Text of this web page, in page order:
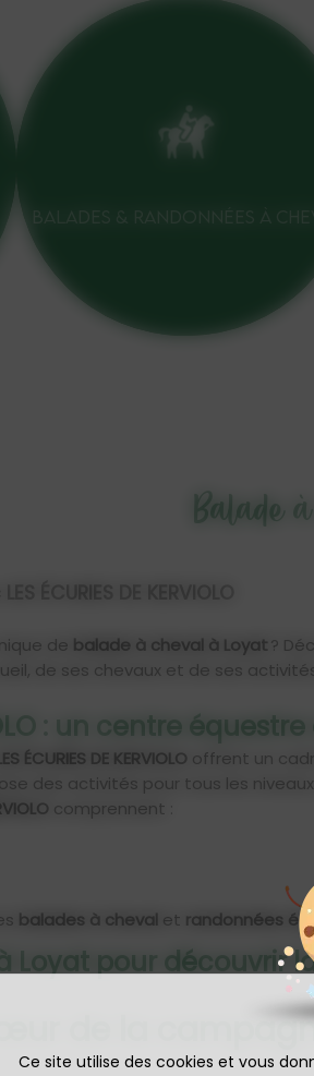
Ce site utilise des cookies et vous
BALADES & RANDONNÉES À
Balade
de balade à cheval à Loyat?
de ses chevaux et de ses
: un centre
ÉCURIES DE KERVIOLO offrent un
des activités pour tous les
comprennent :
balades à cheval et randonnées
Loyat pour découvrir
de la